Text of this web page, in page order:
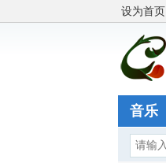
设为首页
音乐